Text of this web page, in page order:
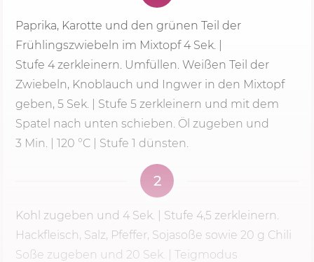
Paprika, Karotte und den grünen Teil der
Frühlingszwiebeln im Mixtopf4 Sek.
Stufe 4zerkleinern. Umfüllen. Weißen Teil der
Zwiebeln, Knoblauch und Ingwer in den Mixtopf
geben, 5 Sek. | Stufe 5 zerkleinern und mit dem
Spatel nach unten schieben. Öl zugeben und
3 Min.
120 °C | Stufe 1 dünsten.
2
Kohl zugeben und 4 Sek.
| Stufe 4,5 zerkleinern.
Hackfleisch, Salz, Pfeffer, Sojasoße sowie 20 g Chili
Soße zugeben und 20 Sek. | Teigmodus